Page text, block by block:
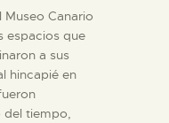
Canario
espacios que
a sus
hincapié en
del tiempo,